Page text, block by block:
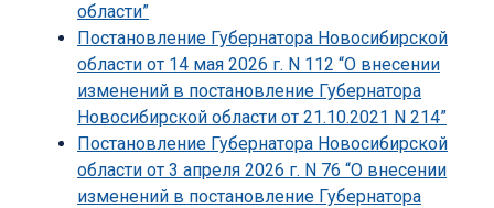
области”
Постановление Губернатора Новосибирской
области от 14 мая 2026 г. N 112 “О внесении
изменений в постановление Губернатора
Новосибирской области от 21.10.2021 N 214”
Постановление Губернатора Новосибирской
области от 3 апреля 2026 г. N 76 “О внесении
изменений в постановление Губернатора